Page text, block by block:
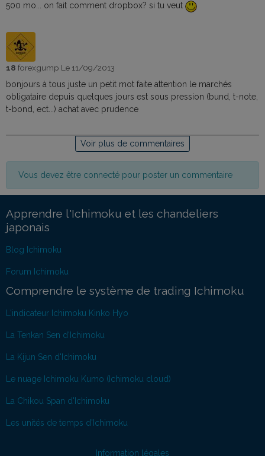
500 mo... on fait comment dropbox? si tu veut
18 forexgump Le 11/09/2013
bonjours à tous juste un petit mot faite attention le marchés
obligataire depuis quelques jours est sous pression (bund, t-note,
t-bond, ect...) achat avec prudence
Voir plus de commentaires
Vous devez être connecté pour poster un commentaire
Apprendre l'Ichimoku et les chandeliers
japonais
Blog Ichimoku
Forum Ichimoku
Comprendre le système de trading Ichimoku
L'indicateur Ichimoku Kinko Hyo
La Tenkan Sen d'Ichimoku
La Kijun Sen d'Ichimoku
Le nuage Ichimoku Kumo (Ichimoku cloud)
La Chikou Span d'Ichimoku
Les unités de temps d'Ichimoku
Information légales